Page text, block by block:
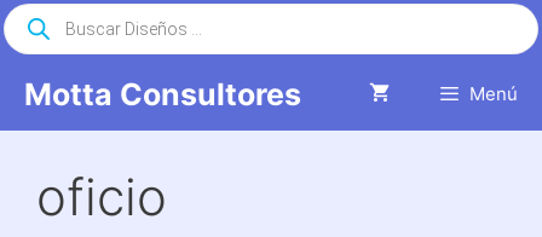
Saltar
al
Motta Consultores Menú
Búsqueda
de
productos
oficio